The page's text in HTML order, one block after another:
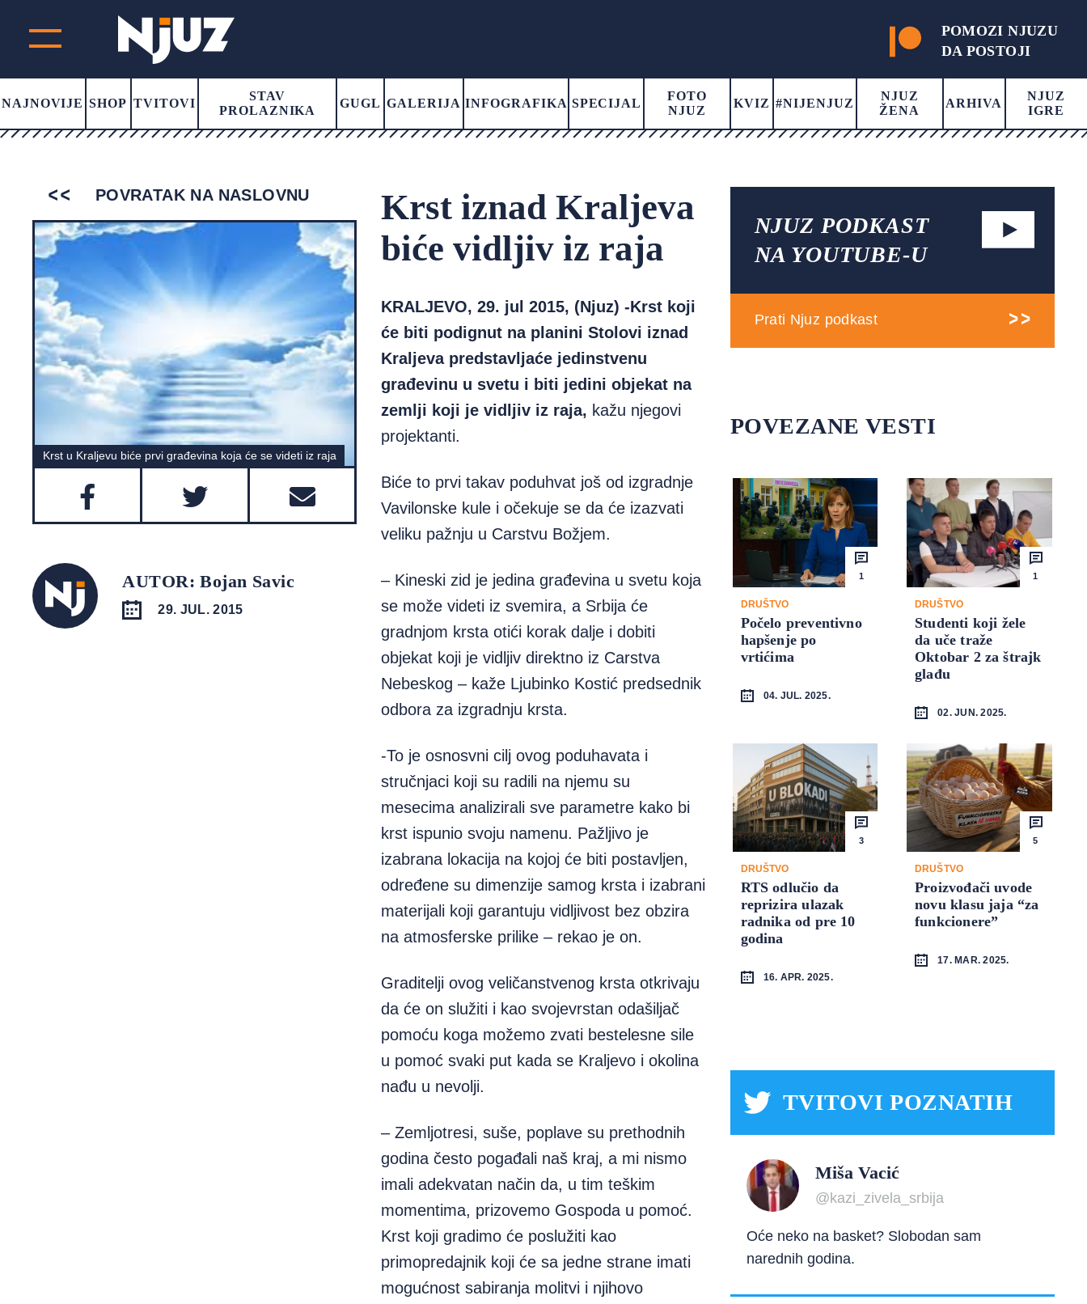
POMOZI NJUZU
DA POSTOJI
NAJNOVIJE SHOP TVITOVI
STAV
PROLAZNIKA
GUGL GALERIJA INFOGRAFIKA SPECIJAL
FOTO
NJUZ
KVIZ #NIJENJUZ
NJUZ
ŽENA
ARHIVA
NJUZ
IGRE
POVRATAK NA NASLOVNU
Krst u Kraljevu biće prvi građevina koja će se videti iz raja
AUTOR: Bojan Savic
29. JUL. 2015
Krst iznad Kraljeva
biće vidljiv iz raja
KRALJEVO, 29. jul 2015, (Njuz) -Krst koji
će biti podignut na planini Stolovi iznad
Kraljeva predstavljaće jedinstvenu
građevinu u svetu i biti jedini objekat na
zemlji koji je vidljiv iz raja, kažu njegovi
projektanti.
Biće to prvi takav poduhvat još od izgradnje
Vavilonske kule i očekuje se da će izazvati
veliku pažnju u Carstvu Božjem.
– Kineski zid je jedina građevina u svetu koja
se može videti iz svemira, a Srbija će
gradnjom krsta otići korak dalje i dobiti
objekat koji je vidljiv direktno iz Carstva
Nebeskog – kaže Ljubinko Kostić predsednik
odbora za izgradnju krsta.
-To je osnosvni cilj ovog poduhavata i
stručnjaci koji su radili na njemu su
mesecima analizirali sve parametre kako bi
krst ispunio svoju namenu. Pažljivo je
izabrana lokacija na kojoj će biti postavljen,
određene su dimenzije samog krsta i izabrani
materijali koji garantuju vidljivost bez obzira
na atmosferske prilike – rekao je on.
Graditelji ovog veličanstvenog krsta otkrivaju
da će on služiti i kao svojevrstan odašiljač
pomoću koga možemo zvati bestelesne sile
u pomoć svaki put kada se Kraljevo i okolina
nađu u nevolji.
– Zemljotresi, suše, poplave su prethodnih
godina često pogađali naš kraj, a mi nismo
imali adekvatan način da, u tim teškim
momentima, prizovemo Gospoda u pomoć.
Krst koji gradimo će poslužiti kao
primopredajnik koji će sa jedne strane imati
mogućnost sabiranja molitvi i njihovo
NJUZ PODKAST
NA YOUTUBE-U
Prati Njuz podkast
POVEZANE VESTI
1
DRUŠTVO
Počelo preventivno
hapšenje po
vrtićima
04. JUL. 2025.
1
DRUŠTVO
Studenti koji žele
da uče traže
Oktobar 2 za štrajk
glađu
02. JUN. 2025.
3
DRUŠTVO
RTS odlučio da
reprizira ulazak
radnika od pre 10
godina
16. APR. 2025.
5
DRUŠTVO
Proizvođači uvode
novu klasu jaja “za
funkcionere”
17. MAR. 2025.
TVITOVI POZNATIH
Miša Vacić
@kazi_zivela_srbija
Oće neko na basket? Slobodan sam
narednih godina.